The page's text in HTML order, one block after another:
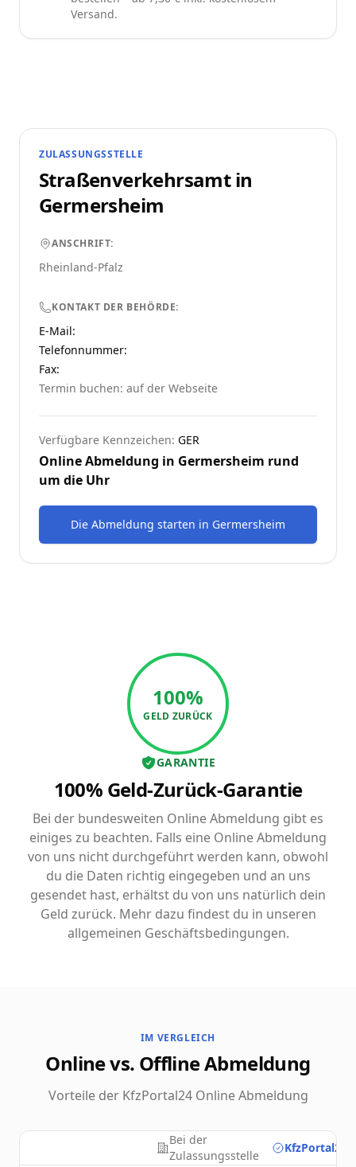
Versand.
ZULASSUNGSSTELLE
Straßenverkehrsamt in
Germersheim
ANSCHRIFT:
Rheinland-Pfalz
KONTAKT DER BEHÖRDE:
E-Mail:
Telefonnummer:
Fax:
Termin buchen: auf der Webseite
Verfügbare Kennzeichen: GER
Online Abmeldung in Germersheim rund
um die Uhr
Die Abmeldung starten in Germersheim
100%
GELD ZURÜCK
GARANTIE
100% Geld-Zurück-Garantie
Bei der bundesweiten Online Abmeldung gibt es
einiges zu beachten. Falls eine Online Abmeldung
von uns nicht durchgeführt werden kann, obwohl
du die Daten richtig eingegeben und an uns
gesendet hast, erhältst du von uns natürlich dein
Geld zurück. Mehr dazu findest du in unseren
allgemeinen Geschäftsbedingungen.
IM VERGLEICH
Online vs. Offline Abmeldung
Vorteile der KfzPortal24 Online Abmeldung
Bei der
Zulassungsstelle